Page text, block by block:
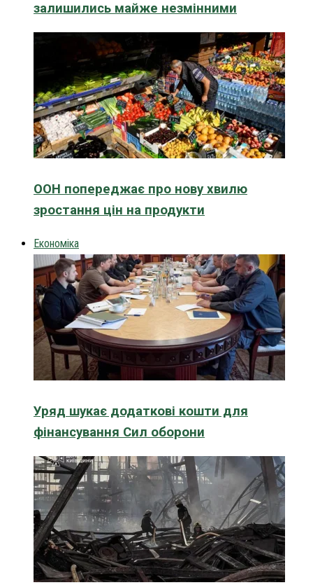
залишились майже незмінними
ООН попереджає про нову хвилю
зростання цін на продукти
Економіка
Уряд шукає додаткові кошти для
фінансування Сил оборони